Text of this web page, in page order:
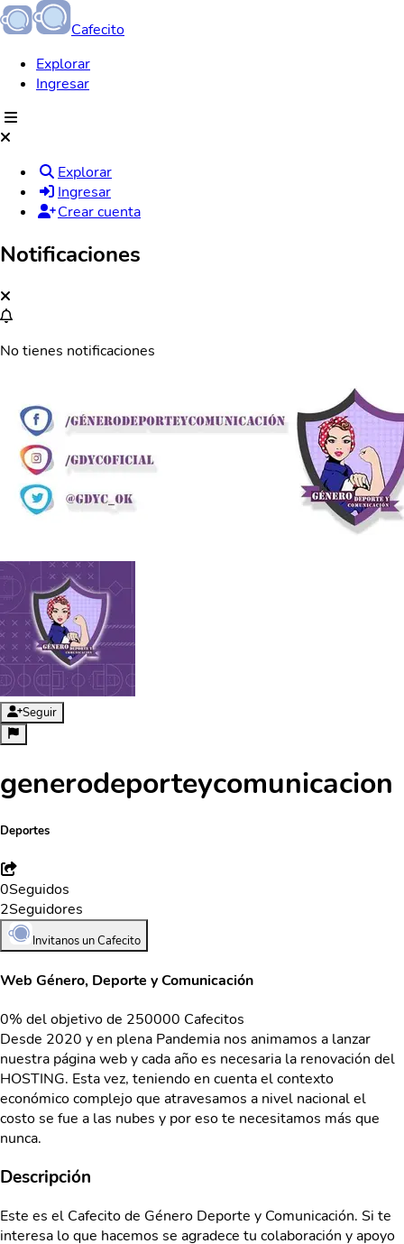
Cafecito
Explorar
Ingresar
Explorar
Ingresar
Crear cuenta
Notificaciones
No tienes notificaciones
Seguir
generodeporteycomunicacion
Deportes
0Seguidos
2Seguidores
Invitanos un Cafecito
Web Género, Deporte y Comunicación
0% del objetivo de 250000 Cafecitos
Desde 2020 y en plena Pandemia nos animamos a lanzar
nuestra página web y cada año es necesaria la renovación del
HOSTING. Esta vez, teniendo en cuenta el contexto
económico complejo que atravesamos a nivel nacional el
costo se fue a las nubes y por eso te necesitamos más que
nunca.
Descripción
Este es el Cafecito de Género Deporte y Comunicación. Si te
interesa lo que hacemos se agradece tu colaboración y apoyo